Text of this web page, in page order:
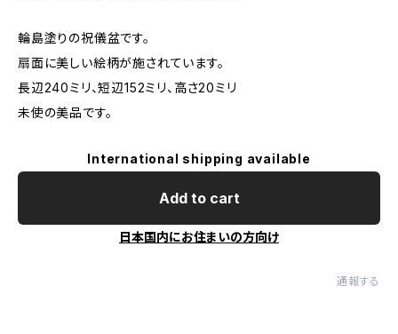
輪島塗りの祝儀盆です。
扇面に美しい絵柄が施されています。
長辺240ミリ、短辺152ミリ、高さ20ミリ
未使の美品です。
International shipping available
Add to cart
日本国内にお住まいの方向け
通報する